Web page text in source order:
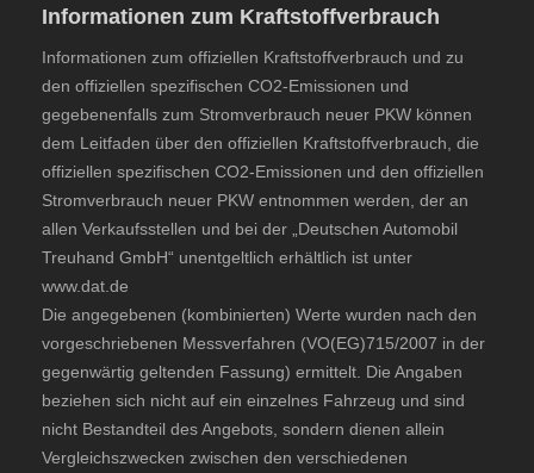
Informationen zum Kraftstoffverbrauch
Informationen zum offiziellen Kraftstoffverbrauch und zu
den offiziellen spezifischen CO2-Emissionen und
gegebenenfalls zum Stromverbrauch neuer PKW können
dem Leitfaden über den offiziellen Kraftstoffverbrauch, die
offiziellen spezifischen CO2-Emissionen und den offiziellen
Stromverbrauch neuer PKW entnommen werden, der an
allen Verkaufsstellen und bei der „Deutschen Automobil
Treuhand GmbH“ unentgeltlich erhältlich ist unter
www.dat.de
Die angegebenen (kombinierten) Werte wurden nach den
vorgeschriebenen Messverfahren (VO(EG)715/2007 in der
gegenwärtig geltenden Fassung) ermittelt. Die Angaben
beziehen sich nicht auf ein einzelnes Fahrzeug und sind
nicht Bestandteil des Angebots, sondern dienen allein
Vergleichszwecken zwischen den verschiedenen